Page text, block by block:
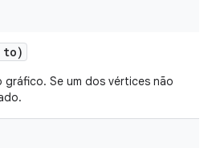
to)
gráfico. Se um dos vértices não